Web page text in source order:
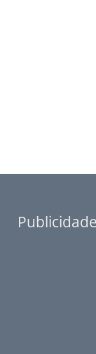
Publicidade